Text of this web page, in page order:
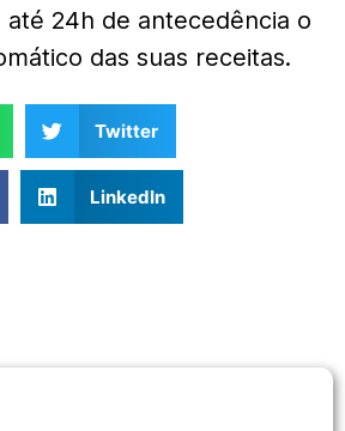
24h de antecedência o
das suas receitas.
Twitter
LinkedIn